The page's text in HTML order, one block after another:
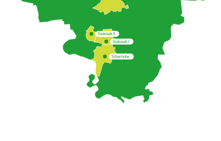
Südstadt I
Südstadt II
Silberhöhe